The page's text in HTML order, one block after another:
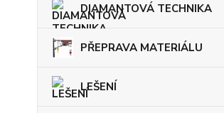
DIAMANTOVÁ TECHNIKA
PŘEPRAVA MATERIÁLU
LEŠENÍ